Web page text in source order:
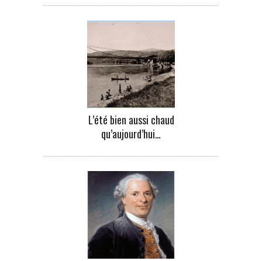
L’été bien aussi chaud
qu’aujourd’hui…